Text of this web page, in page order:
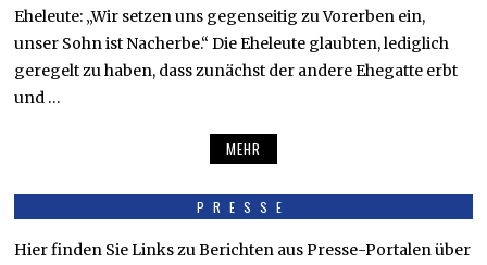
Eheleute: „Wir setzen uns gegenseitig zu Vorerben ein,
unser Sohn ist Nacherbe.“ Die Eheleute glaubten, lediglich
geregelt zu haben, dass zunächst der andere Ehegatte erbt
und …
MEHR
PRESSE
Hier finden Sie Links zu Berichten aus Presse-Portalen über